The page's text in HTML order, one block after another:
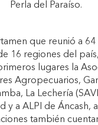
Perla del Paraíso.
que reunió a 64
16 regiones del
lugares la
Agropecuarios,
La Lechería
y a ALPI de Áncash,
también